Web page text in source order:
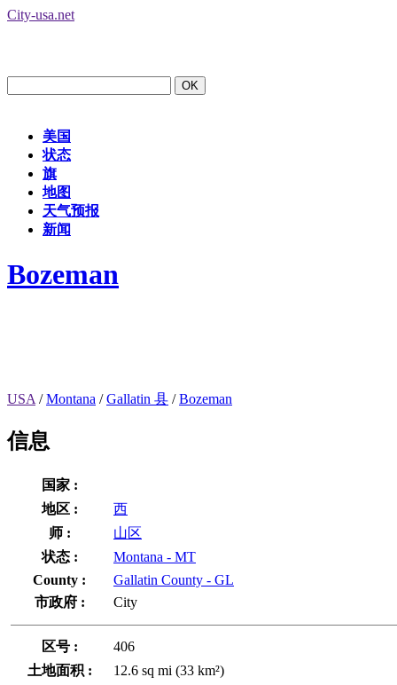
City-usa.net
美国
状态
旗
地图
天气预报
新闻
Bozeman
USA /Montana /Gallatin 县 /Bozeman
信息
国家 :
地区 :
西
师 :
山区
状态 :
Montana - MT
County :
Gallatin County - GL
市政府 :
City
区号 :
406
土地面积 :
12.6 sq mi (33 km²)